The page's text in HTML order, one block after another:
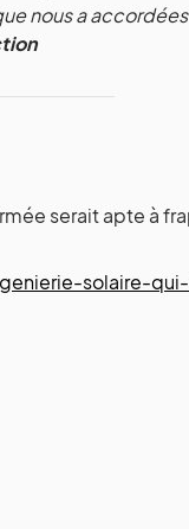
nous a accordées
serait apte à
solaire-qui-